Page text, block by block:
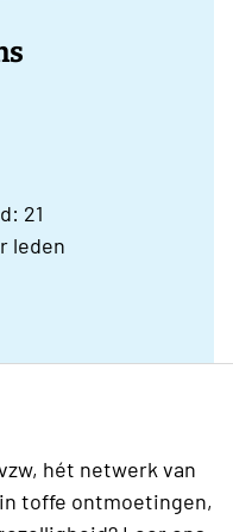
21
leden
hét netwerk van
toffe ontmoetingen,